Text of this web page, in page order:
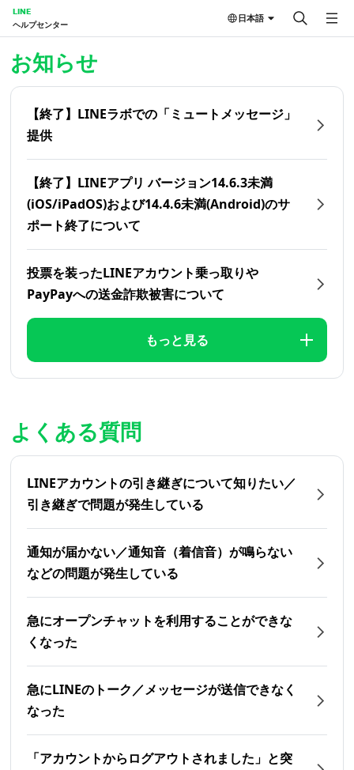
LINE
ヘルプセンター
日本語
お知らせ
【終了】LINEラボでの「ミュートメッセージ」
提供
【終了】LINEアプリ バージョン14.6.3未満
(iOS/iPadOS)および14.4.6未満(Android)のサ
ポート終了について
投票を装ったLINEアカウント乗っ取りや
PayPayへの送金詐欺被害について
もっと見る
よくある質問
LINEアカウントの引き継ぎについて知りたい／
引き継ぎで問題が発生している
通知が届かない／通知音（着信音）が鳴らない
などの問題が発生している
急にオープンチャットを利用することができな
くなった
急にLINEのトーク／メッセージが送信できなく
なった
「アカウントからログアウトされました」と突